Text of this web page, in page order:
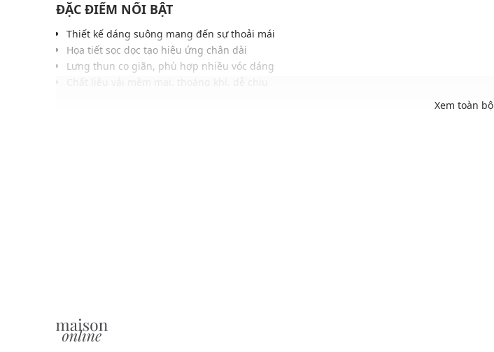
ĐẶC ĐIỂM NỔI BẬT
Thiết kế dáng suông mang đến sự thoải mái
Họa tiết sọc dọc tạo hiệu ứng chân dài
Lưng thun co giãn, phù hợp nhiều vóc dáng
Xem toàn bộ